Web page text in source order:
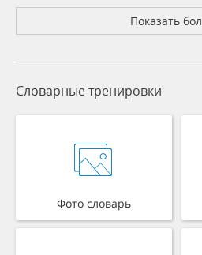
Показать
Словарные тренировки
Фото словарь